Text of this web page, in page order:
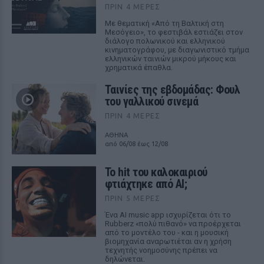
ΠΡΙΝ 4 ΜΈΡΕΣ
Με θεματική «Από τη Βαλτική στη
Μεσόγειο», το φεστιβάλ εστιάζει στον
διάλογο πολωνικού και ελληνικού
κινηματογράφου, με διαγωνιστικό τμήμα
ελληνικών ταινιών μικρού μήκους και
χρηματικά έπαθλα.
Ταινίες της εβδομάδας: Φουλ
του γαλλικού σινεμά
ΠΡΙΝ 4 ΜΈΡΕΣ
ΑΘΗΝΑ
από 06/08 έως 12/08
Το hit του καλοκαιριού
φτιάχτηκε από AI;
ΠΡΙΝ 5 ΜΈΡΕΣ
Ένα AI music app ισχυρίζεται ότι το
Rubberz «πολύ πιθανό» να προέρχεται
από το μοντέλο του - και η μουσική
βιομηχανία αναρωτιέται αν η χρήση
τεχνητής νοημοσύνης πρέπει να
δηλώνεται.